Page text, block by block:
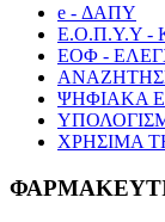
e - ΔΑΠΥ
Ε.Ο.Π.Υ.Υ -
ΕΟΦ -
ΨΗΦΙΑΚΑ
ΧΡΗΣΙΜΑ